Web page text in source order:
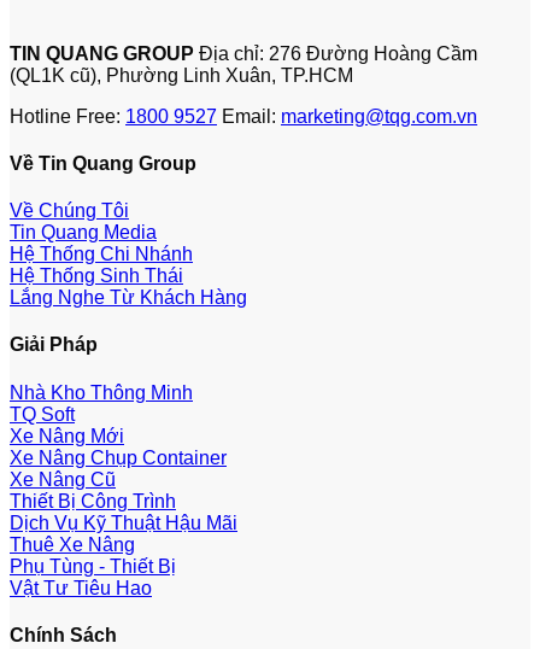
TIN QUANG GROUP Địa chỉ: 276 Đường Hoàng Cầm
(QL1K cũ), Phường Linh Xuân, TP.HCM
Hotline Free: 1800 9527 Email: marketing@tqg.com.vn
Về Tin Quang Group
Về Chúng Tôi
Tin Quang Media
Hệ Thống Chi Nhánh
Hệ Thống Sinh Thái
Lắng Nghe Từ Khách Hàng
Giải Pháp
Nhà Kho Thông Minh
TQ Soft
Xe Nâng Mới
Xe Nâng Chụp Container
Xe Nâng Cũ
Thiết Bị Công Trình
Dịch Vụ Kỹ Thuật Hậu Mãi
Thuê Xe Nâng
Phụ Tùng - Thiết Bị
Vật Tư Tiêu Hao
Chính Sách